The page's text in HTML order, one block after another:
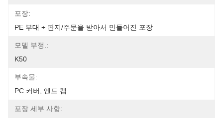
포장:
PE 부대 + 판지/주문을 받아서 만들어진 포장
모델 부정.:
K50
부속물:
PC 커버, 엔드 캡
포장 세부 사항: